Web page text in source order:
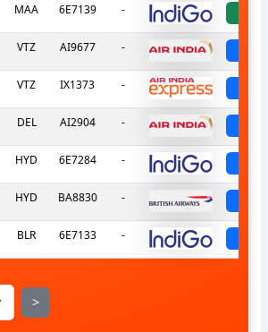
MAA 6E7139 -
VTZ AI9677 -
VTZ IX1373 -
DEL AI2904 -
HYD 6E7284 -
HYD BA8830 -
BLR 6E7133 -
>